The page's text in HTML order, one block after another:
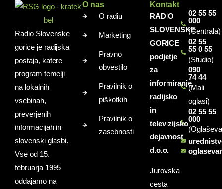
Radio Slovenske
gorice je radijska
postaja, katere
program temelji
na lokalnih
vsebinah,
preverjenih
informacijah in
slovenski glasbi.
Vse od 15.
februarja 1995
oddajamo na
O nas
O radiu
Marketing
Pravno
obvestilo
Pravilnik o
piškotkih
Pravilnik o
zasebnosti
Kontakt
RADIO
SLOVENSKE
GORICE
podjetje
za
informiranje,
radijsko
in
televizijsko
dejavnost
d.o.o.
Jurovska
cesta
02 55 55
000
(Centrala)
02 55
55 0 55
(Studio)
090
74 44
(Mali
oglasi)
02 55 55
000